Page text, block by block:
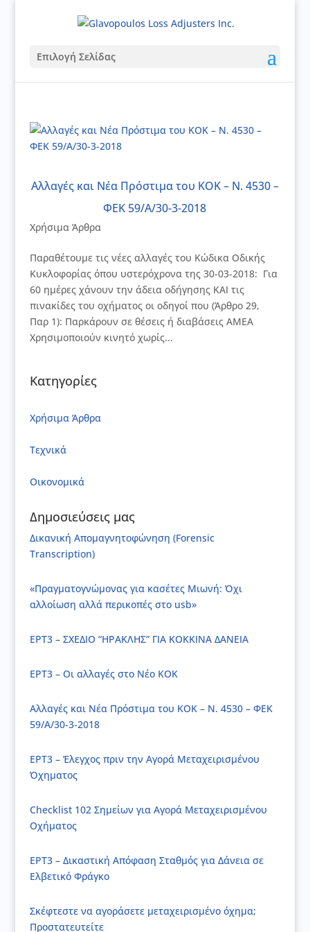
Επιλογή Σελίδας
Αλλαγές και Νέα Πρόστιμα του ΚΟΚ – Ν. 4530 –
ΦΕΚ 59/Α/30-3-2018
Χρήσιμα Άρθρα
Παραθέτουμε τις νέες αλλαγές του Κώδικα Οδικής
Κυκλοφορίας όπου υστερόχρονα της 30-03-2018: Για
60 ημέρες χάνουν την άδεια οδήγησης ΚΑΙ τις
πινακίδες του οχήματος οι οδηγοί που (Άρθρο 29,
Παρ 1): Παρκάρουν σε θέσεις ή διαβάσεις ΑΜΕΑ
Χρησιμοποιούν κινητό χωρίς...
Κατηγορίες
Xρήσιμα Άρθρα
Τεχνικά
Οικονομικά
Δημοσιεύσεις μας
Δικανική Απομαγνητοφώνηση (Forensic
Transcription)
«Πραγματογνώμονας για κασέτες Μιωνή: Όχι
αλλοίωση αλλά περικοπές στο usb»
ΕΡΤ3 – ΣΧΕΔΙΟ “ΗΡΑΚΛΗΣ” ΓΙΑ ΚΟΚΚΙΝΑ ΔΑΝΕΙΑ
ΕΡΤ3 – Οι αλλαγές στο Νέο ΚΟΚ
Αλλαγές και Νέα Πρόστιμα του ΚΟΚ – Ν. 4530 – ΦΕΚ
59/Α/30-3-2018
ΕΡΤ3 – Έλεγχος πριν την Αγορά Μεταχειρισμένου
Όχηματος
Checklist 102 Σημείων για Αγορά Μεταχειρισμένου
Οχήματος
ΕΡΤ3 – Δικαστική Απόφαση Σταθμός για Δάνεια σε
Ελβετικό Φράγκο
Σκέφτεστε να αγοράσετε μεταχειρισμένο όχημα;
Προστατευτείτε